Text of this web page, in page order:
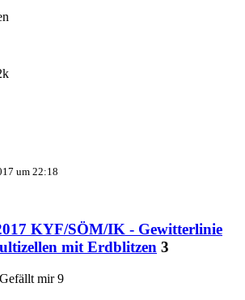
um 22:18
KYF/SÖM/IK - Gewitterlinie
mit Erdblitzen 3
9